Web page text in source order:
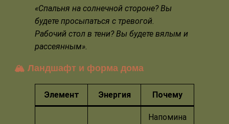
«Спальня на солнечной стороне? Вы
будете просыпаться с тревогой.
Рабочий стол в тени? Вы будете вялым и
рассеянным».
🏔️ Ландшафт и форма дома
Элемент Энергия Почему
Напомина